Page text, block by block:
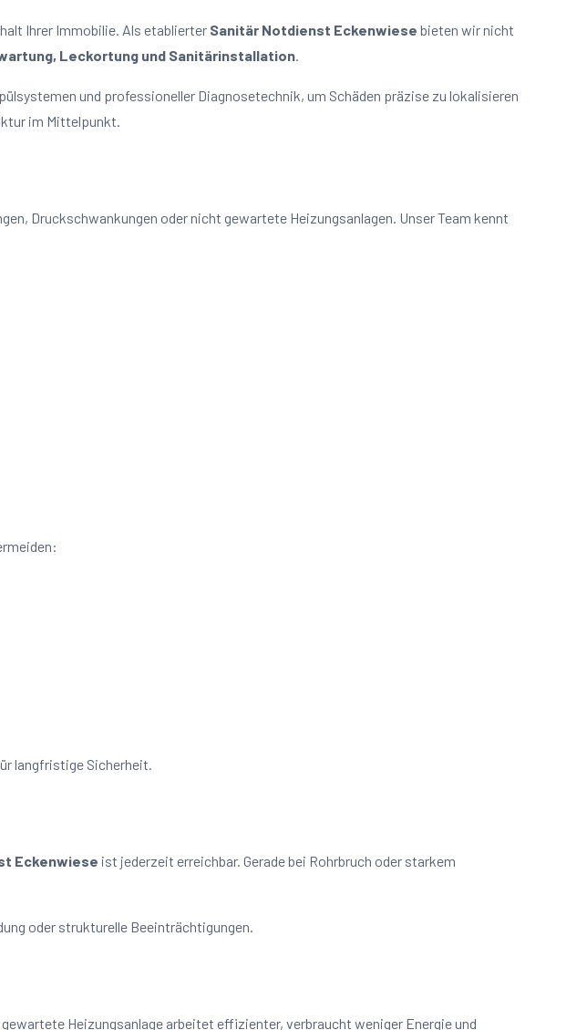
Ihrer Immobilie. Als etablierter Sanitär Notdienst Eckenwiese bieten wir nicht
Leckortung und Sanitärinstallation.
und professioneller Diagnosetechnik, um Schäden präzise zu lokalisieren
im Mittelpunkt.
Druckschwankungen oder nicht gewartete Heizungsanlagen. Unser Team kennt
langfristige Sicherheit.
Eckenwiese ist jederzeit erreichbar. Gerade bei Rohrbruch oder starkem
oder strukturelle Beeinträchtigungen.
Heizungsanlage arbeitet effizienter, verbraucht weniger Energie und